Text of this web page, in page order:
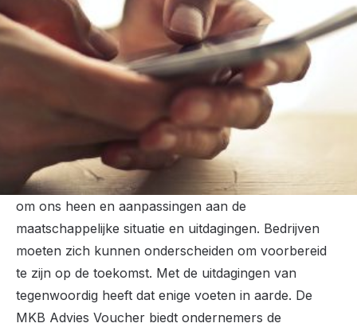
ondernemers die advies willen inwinnen over
verduurzaming, vernieuwing of het maken van
meer impact. De vraag vanuit Drentse
ondernemers blijft onverminderd aanwezig en
daarom stelt het college van Gedeputeerde
Staten voor dit jaar € 208.000,- extra
beschikbaar.
Ondernemen vraagt een continue blik naar de wereld
om ons heen en aanpassingen aan de
maatschappelijke situatie en uitdagingen. Bedrijven
moeten zich kunnen onderscheiden om voorbereid
te zijn op de toekomst. Met de uitdagingen van
tegenwoordig heeft dat enige voeten in aarde. De
MKB Advies Voucher biedt ondernemers de